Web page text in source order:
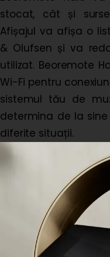
stocat, cât și
Afișajul va afișa o
& Olufsen și va
utilizat. Beoremote
Wi-Fi pentru
sistemul tău de
determina de la
diferite situații.